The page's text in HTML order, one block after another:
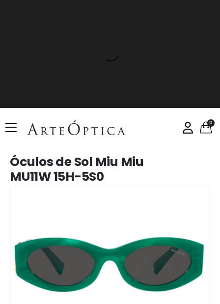
0
Óculos de Sol Miu Miu
MU11W 15H-5S0